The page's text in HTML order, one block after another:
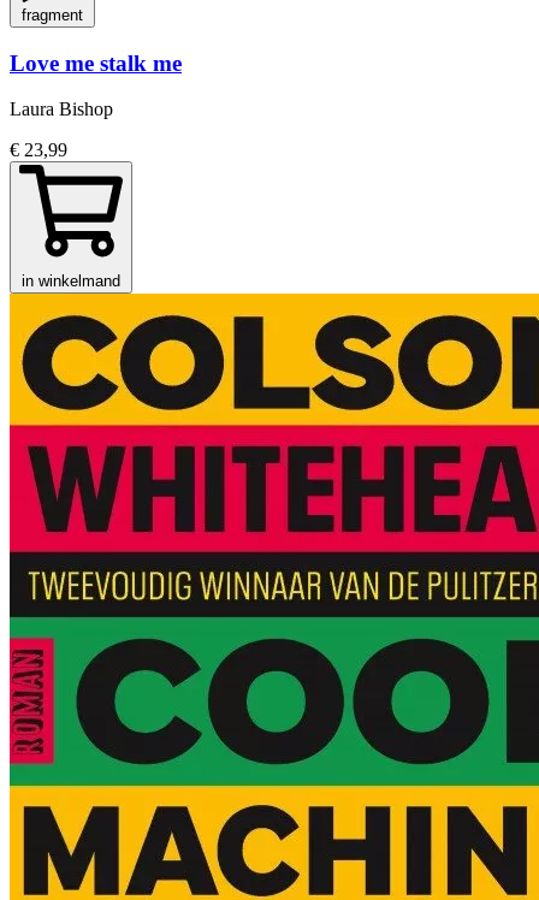
fragment
Love me stalk me
Laura Bishop
€ 23,99
in winkelmand